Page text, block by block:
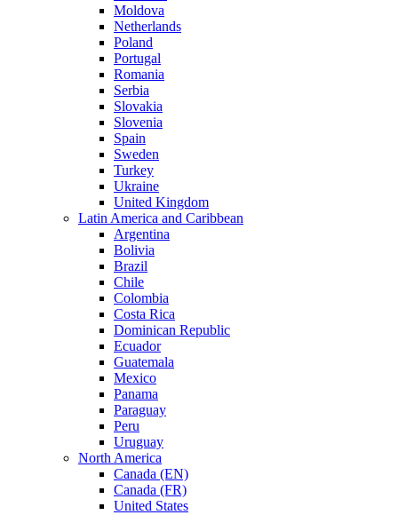
Moldova
Netherlands
Poland
Portugal
Romania
Serbia
Slovakia
Slovenia
Spain
Sweden
Turkey
Ukraine
United Kingdom
Latin America and Caribbean
Argentina
Bolivia
Brazil
Chile
Colombia
Costa Rica
Dominican Republic
Ecuador
Guatemala
Mexico
Panama
Paraguay
Peru
Uruguay
North America
Canada (EN)
Canada (FR)
United States